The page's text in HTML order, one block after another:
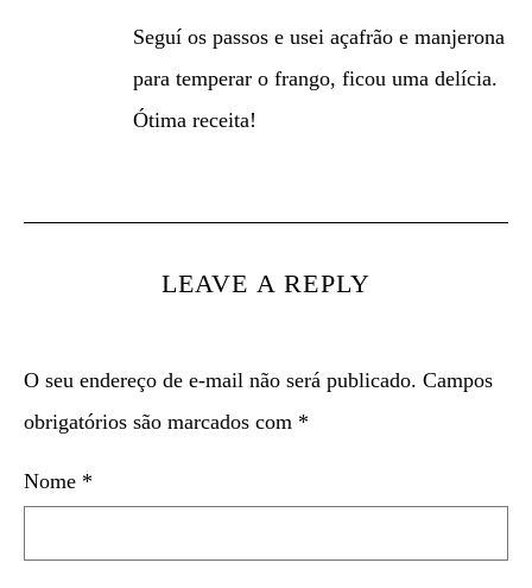
Seguí os passos e usei açafrão e manjerona
para temperar o frango, ficou uma delícia.
Ótima receita!
LEAVE A REPLY
O seu endereço de e-mail não será publicado. Campos
obrigatórios são marcados com *
Nome *